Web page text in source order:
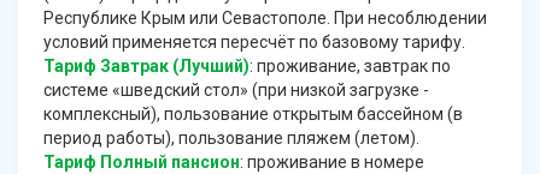
Республике Крым или Севастополе. При несоблюдении
условий применяется пересчёт по базовому тарифу.
Тариф Завтрак (Лучший): проживание, завтрак по
системе «шведский стол» (при низкой загрузке -
комплексный), пользование открытым бассейном (в
период работы), пользование пляжем (летом).
Тариф Полный пансион: проживание в номере